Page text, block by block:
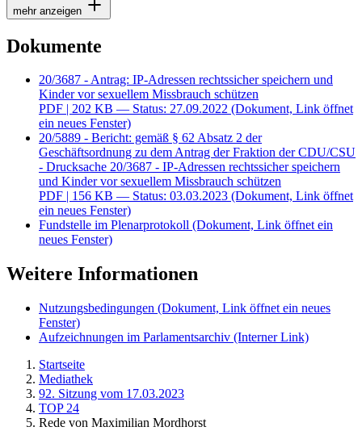
mehr anzeigen
Dokumente
20/3687 - Antrag: IP-Adressen rechtssicher speichern und
Kinder vor sexuellem Missbrauch schützen
PDF | 202 KB — Status: 27.09.2022 (Dokument, Link öffnet
ein neues Fenster)
20/5889 - Bericht: gemäß § 62 Absatz 2 der
Geschäftsordnung zu dem Antrag der Fraktion der CDU/CSU
- Drucksache 20/3687 - IP-Adressen rechtssicher speichern
und Kinder vor sexuellem Missbrauch schützen
PDF | 156 KB — Status: 03.03.2023 (Dokument, Link öffnet
ein neues Fenster)
Fundstelle im Plenarprotokoll (Dokument, Link öffnet ein
neues Fenster)
Weitere Informationen
Nutzungsbedingungen (Dokument, Link öffnet ein neues
Fenster)
Aufzeichnungen im Parlamentsarchiv (Interner Link)
Startseite
Mediathek
92. Sitzung vom 17.03.2023
TOP 24
Rede von Maximilian Mordhorst